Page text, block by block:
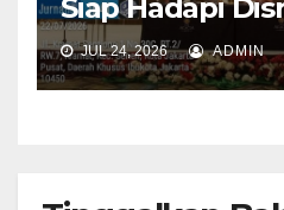
Siap Hadapi
JUL 24, 2026 ADMIN